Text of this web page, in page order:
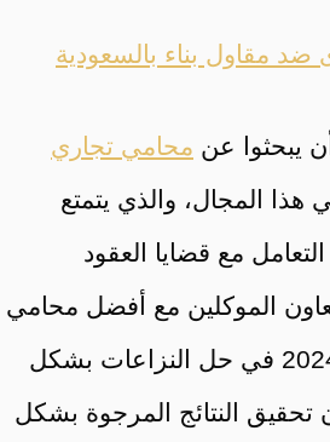
مقاول بناء بالسعودية
يبحثوا عن محامي تجاري
المجال، والذي يتمتع
مع قضايا العقود
الموكلين مع أفضل محامي
عقود مقاولات لعام 2024 في حل النزاعات بشكل
النتائج المرجوة بشكل